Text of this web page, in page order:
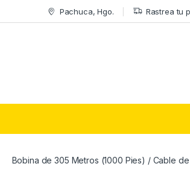
Pachuca, Hgo. Rastrea tu
Bobina de 305 Metros (1000 Pies) / Cable